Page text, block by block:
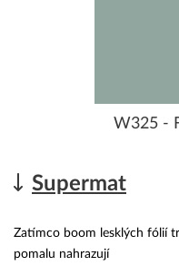
W325 -
Supermat
Zatímco boom lesklých fólií
pomalu nahrazují